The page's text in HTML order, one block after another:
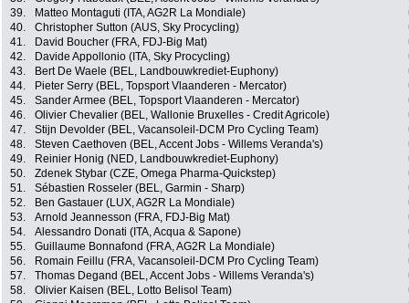
39.
Matteo Montaguti (ITA, AG2R La Mondiale)
40.
Christopher Sutton (AUS, Sky Procycling)
41.
David Boucher (FRA, FDJ-Big Mat)
42.
Davide Appollonio (ITA, Sky Procycling)
43.
Bert De Waele (BEL, Landbouwkrediet-Euphony)
44.
Pieter Serry (BEL, Topsport Vlaanderen - Mercator)
45.
Sander Armee (BEL, Topsport Vlaanderen - Mercator)
46.
Olivier Chevalier (BEL, Wallonie Bruxelles - Credit Agricole)
47.
Stijn Devolder (BEL, Vacansoleil-DCM Pro Cycling Team)
48.
Steven Caethoven (BEL, Accent Jobs - Willems Veranda's)
49.
Reinier Honig (NED, Landbouwkrediet-Euphony)
50.
Zdenek Stybar (CZE, Omega Pharma-Quickstep)
51.
Sébastien Rosseler (BEL, Garmin - Sharp)
52.
Ben Gastauer (LUX, AG2R La Mondiale)
53.
Arnold Jeannesson (FRA, FDJ-Big Mat)
54.
Alessandro Donati (ITA, Acqua & Sapone)
55.
Guillaume Bonnafond (FRA, AG2R La Mondiale)
56.
Romain Feillu (FRA, Vacansoleil-DCM Pro Cycling Team)
57.
Thomas Degand (BEL, Accent Jobs - Willems Veranda's)
58.
Olivier Kaisen (BEL, Lotto Belisol Team)